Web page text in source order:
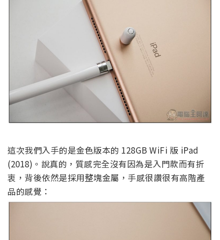
這次我們入手的是金色版本的 128GB WiFi 版 iPad
(2018)。說真的，質感完全沒有因為是入門款而有折
衷，背後依然是採用整塊金屬，手感很讚很有高階產
品的感覺：